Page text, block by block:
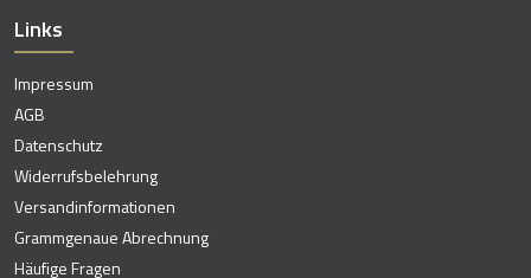
Links
Impressum
AGB
Datenschutz
Widerrufsbelehrung
Versandinformationen
Grammgenaue Abrechnung
Häufige Fragen